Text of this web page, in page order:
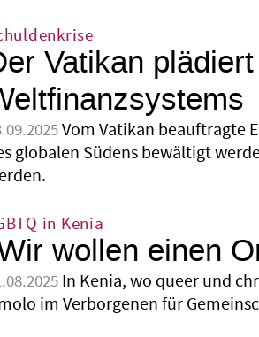
Vatikan
Vom Vatikan beauftragte
globalen Südens bewältigt
in Kenia
wollen einen
In Kenia, wo queer und
im Verborgenen für